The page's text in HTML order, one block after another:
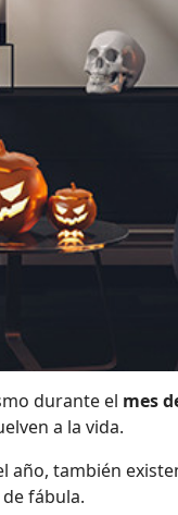
durante el mes
a la vida.
año, también
fábula.